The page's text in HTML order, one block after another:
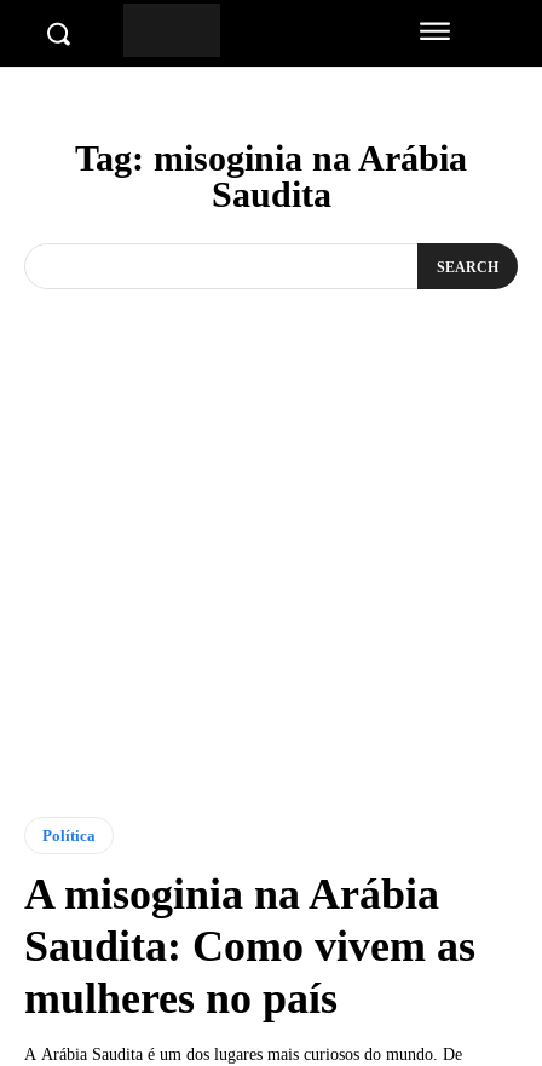
Tag: misoginia na Arábia
Saudita
SEARCH
Política
A misoginia na Arábia
Saudita: Como vivem as
mulheres no país
A Arábia Saudita é um dos lugares mais curiosos do mundo. De